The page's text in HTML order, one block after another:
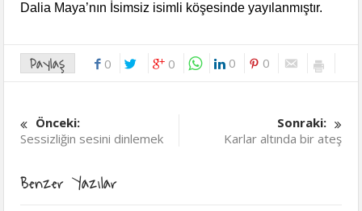
Dalia Maya’nın İsimsiz isimli köşesinde yayılanmıştır.
Paylaş 0 0 0 0
Önceki:
Sessizliğin sesini dinlemek
Sonraki:
Karlar altında bir ateş
Benzer Yazılar